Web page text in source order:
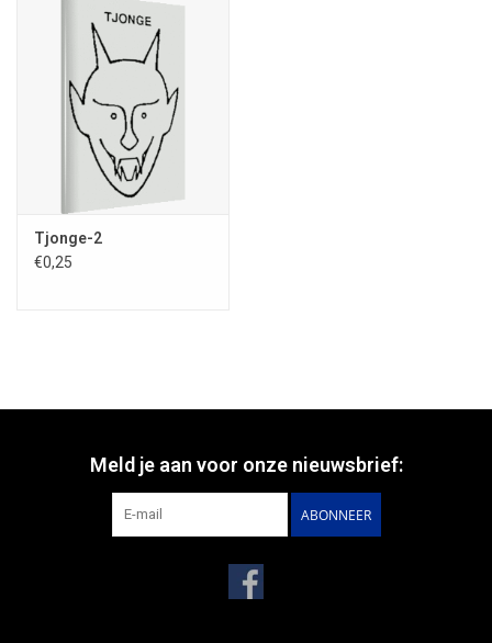
Tjonge-2
€0,25
Meld je aan voor onze nieuwsbrief:
ABONNEER